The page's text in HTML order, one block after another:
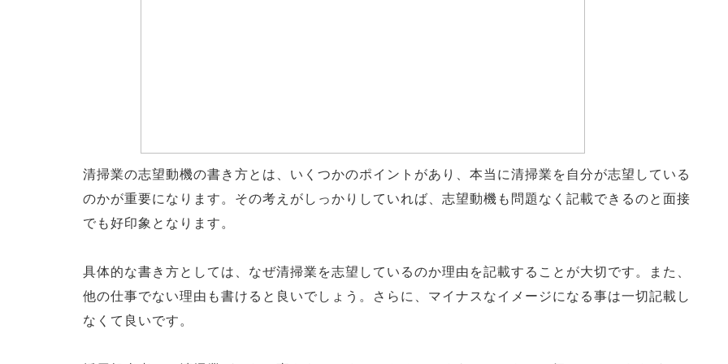
清掃業の志望動機の書き方とは、いくつかのポイントがあり、本当に清掃業を自分が志望している
のかが重要になります。その考えがしっかりしていれば、志望動機も問題なく記載できるのと面接
でも好印象となります。
具体的な書き方としては、なぜ清掃業を志望しているのか理由を記載することが大切です。また、
他の仕事でない理由も書けると良いでしょう。さらに、マイナスなイメージになる事は一切記載し
なくて良いです。